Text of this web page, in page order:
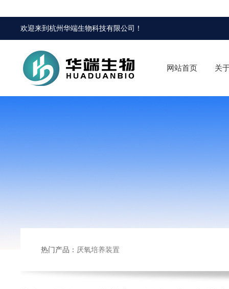
欢迎来到杭州华端生物科技有限公司 ！
网站首页 关
热门产品： 厌氧培养装置